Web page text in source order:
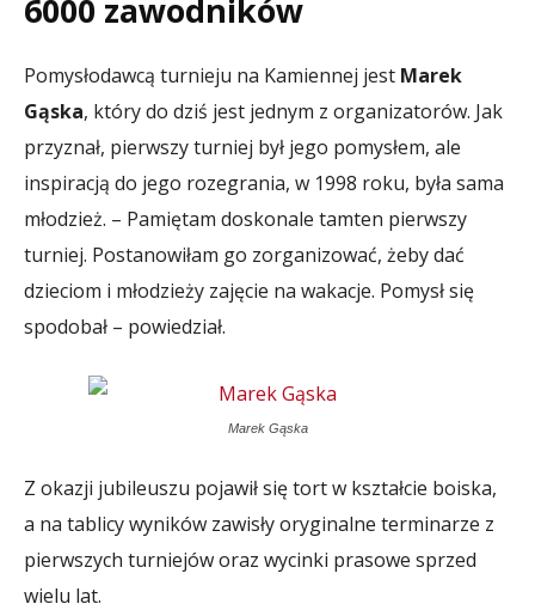
6000 zawodników
Pomysłodawcą turnieju na Kamiennej jest Marek
Gąska, który do dziś jest jednym z organizatorów. Jak
przyznał, pierwszy turniej był jego pomysłem, ale
inspiracją do jego rozegrania, w 1998 roku, była sama
młodzież. – Pamiętam doskonale tamten pierwszy
turniej. Postanowiłam go zorganizować, żeby dać
dzieciom i młodzieży zajęcie na wakacje. Pomysł się
spodobał – powiedział.
Marek Gąska
Z okazji jubileuszu pojawił się tort w kształcie boiska,
a na tablicy wyników zawisły oryginalne terminarze z
pierwszych turniejów oraz wycinki prasowe sprzed
wielu lat.